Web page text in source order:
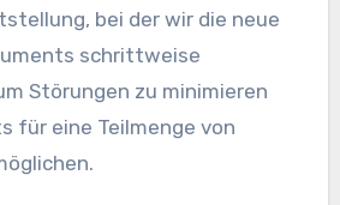
bei der wir die neue
schrittweise
Störungen zu minimieren
für eine Teilmenge von